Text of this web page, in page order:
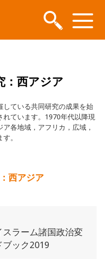
：西アジア
ている共同研究の成果を始
ています。1970年代以降現
各地域，アフリカ，広域，
。
西アジア
スラーム諸国政治変
ブック2019